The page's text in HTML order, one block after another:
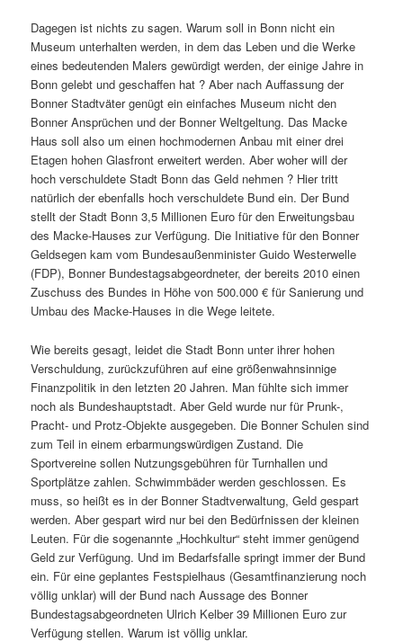
Dagegen ist nichts zu sagen. Warum soll in Bonn nicht ein
Museum unterhalten werden, in dem das Leben und die Werke
eines bedeutenden Malers gewürdigt werden, der einige Jahre in
Bonn gelebt und geschaffen hat ? Aber nach Auffassung der
Bonner Stadtväter genügt ein einfaches Museum nicht den
Bonner Ansprüchen und der Bonner Weltgeltung. Das Macke
Haus soll also um einen hochmodernen Anbau mit einer drei
Etagen hohen Glasfront erweitert werden. Aber woher will der
hoch verschuldete Stadt Bonn das Geld nehmen ? Hier tritt
natürlich der ebenfalls hoch verschuldete Bund ein. Der Bund
stellt der Stadt Bonn 3,5 Millionen Euro für den Erweitungsbau
des Macke-Hauses zur Verfügung. Die Initiative für den Bonner
Geldsegen kam vom Bundesaußenminister Guido Westerwelle
(FDP), Bonner Bundestagsabgeordneter, der bereits 2010 einen
Zuschuss des Bundes in Höhe von 500.000 € für Sanierung und
Umbau des Macke-Hauses in die Wege leitete.
Wie bereits gesagt, leidet die Stadt Bonn unter ihrer hohen
Verschuldung, zurückzuführen auf eine größenwahnsinnige
Finanzpolitik in den letzten 20 Jahren. Man fühlte sich immer
noch als Bundeshauptstadt. Aber Geld wurde nur für Prunk-,
Pracht- und Protz-Objekte ausgegeben. Die Bonner Schulen sind
zum Teil in einem erbarmungswürdigen Zustand. Die
Sportvereine sollen Nutzungsgebühren für Turnhallen und
Sportplätze zahlen. Schwimmbäder werden geschlossen. Es
muss, so heißt es in der Bonner Stadtverwaltung, Geld gespart
werden. Aber gespart wird nur bei den Bedürfnissen der kleinen
Leuten. Für die sogenannte „Hochkultur“ steht immer genügend
Geld zur Verfügung. Und im Bedarfsfalle springt immer der Bund
ein. Für eine geplantes Festspielhaus (Gesamtfinanzierung noch
völlig unklar) will der Bund nach Aussage des Bonner
Bundestagsabgeordneten Ulrich Kelber 39 Millionen Euro zur
Verfügung stellen. Warum ist völlig unklar.